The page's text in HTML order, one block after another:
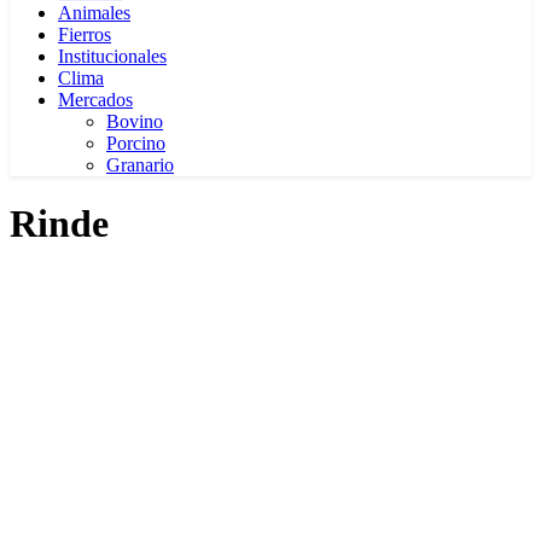
Animales
Fierros
Institucionales
Clima
Mercados
Bovino
Porcino
Granario
Rinde